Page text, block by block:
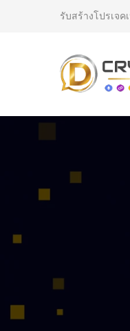
รับสร้างโปรเจ